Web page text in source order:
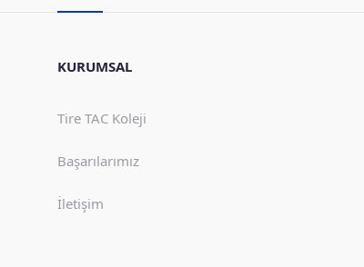
KURUMSAL
Tire TAC Koleji
Başarılarımız
İletişim